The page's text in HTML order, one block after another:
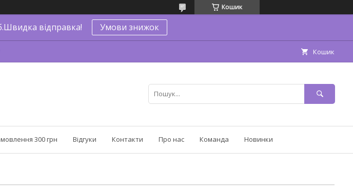
Кошик
відправка! Умови знижок
Кошик
300 грн Відгуки Контакти Про нас Команда Новинки